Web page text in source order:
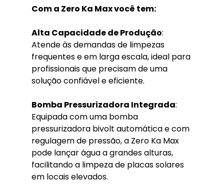
Com a Zero Ka Max você tem:
Alta Capacidade de Produção:
Atende às demandas de limpezas
frequentes e em larga escala, ideal para
profissionais que precisam de uma
solução confiável e eficiente.
Bomba Pressurizadora Integrada:
Equipada com uma bomba
pressurizadora bivolt automática e com
regulagem de pressão, a Zero Ka Max
pode lançar água a grandes alturas,
facilitando a limpeza de placas solares
em locais elevados.